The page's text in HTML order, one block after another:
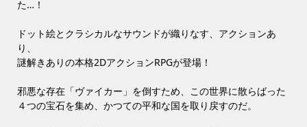
た…！
ドット絵とクラシカルなサウンドが織りなす、アクションあ
り、
謎解きありの本格2DアクションRPGが登場！
邪悪な存在「ヴァイカー」を倒すため、この世界に散らばった
４つの宝石を集め、かつての平和な国を取り戻すのだ。